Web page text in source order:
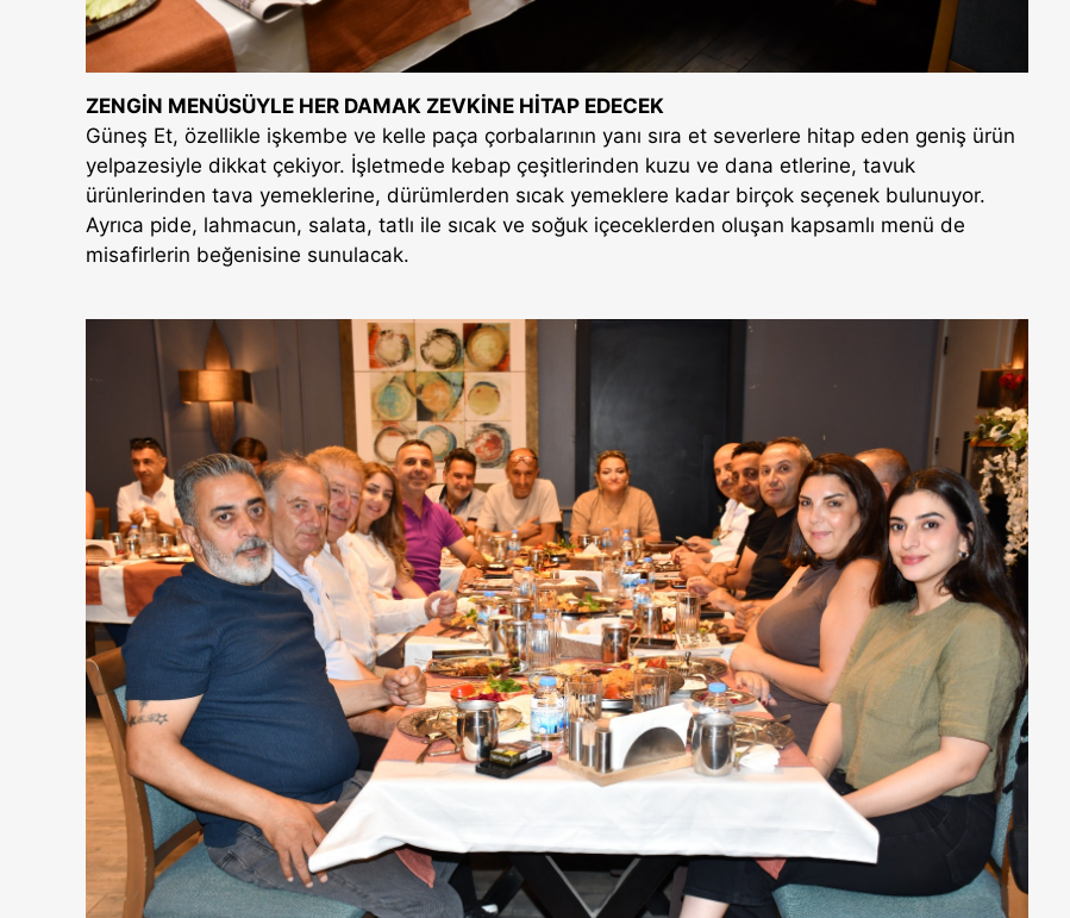
ZENGİN MENÜSÜYLE HER DAMAK ZEVKİNE HİTAP EDECEK
Güneş Et, özellikle işkembe ve kelle paça çorbalarının yanı sıra et severlere hitap eden geniş ürün
yelpazesiyle dikkat çekiyor. İşletmede kebap çeşitlerinden kuzu ve dana etlerine, tavuk
ürünlerinden tava yemeklerine, dürümlerden sıcak yemeklere kadar birçok seçenek bulunuyor.
Ayrıca pide, lahmacun, salata, tatlı ile sıcak ve soğuk içeceklerden oluşan kapsamlı menü de
misafirlerin beğenisine sunulacak.